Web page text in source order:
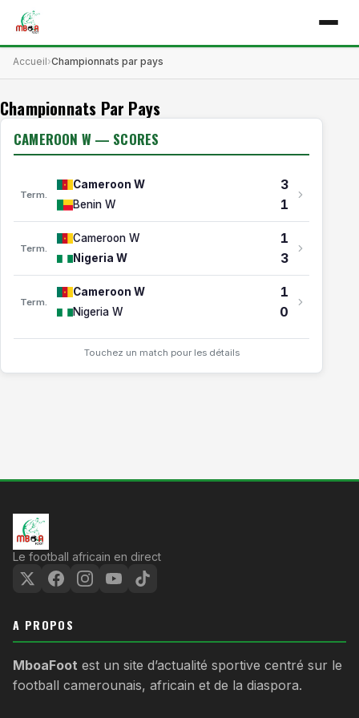
Accueil Championnats par pays
Championnats Par Pays​
CAMEROON W — SCORES
Term.
Cameroon W 3
Benin W 1
Term.
Cameroon W 1
Nigeria W 3
Term.
Cameroon W 1
Nigeria W 0
Touchez un match pour les détails
Le football africain en direct
A PROPOS
MboaFoot est un site d’actualité sportive centré sur le
football camerounais, africain et de la diaspora.